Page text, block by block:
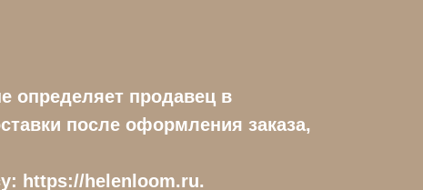
определяет продавец в
после оформления заказа,
https://helenloom.ru.